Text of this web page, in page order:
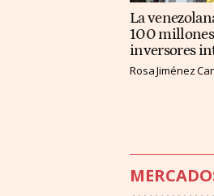
La
100 millones
inversores
Rosa Jiménez